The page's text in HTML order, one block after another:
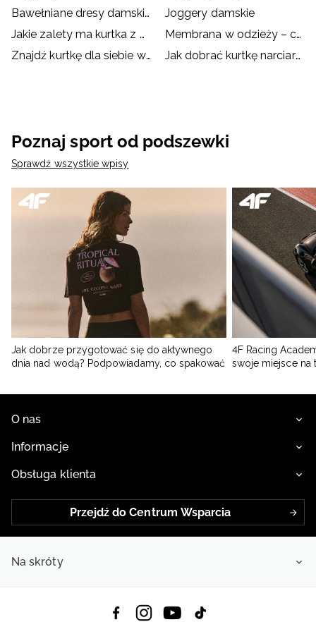
Bawełniane dresy damskie
Joggery damskie
Jakie zalety ma kurtka z membraną?
Membrana w odzieży – co to jest i jak działa?
Znajdź kurtkę dla siebie w dobrej cenie!
Jak dobrać kurtkę narciarską/snowboardową?
Poznaj sport od podszewki
Sprawdź wszystkie wpisy
Jak dobrze przygotować się do aktywnego
dnia nad wodą? Podpowiadamy, co spakować
4F Racing
swoje miejsce na
O nas
Informacje
Obsługa klienta
Przejdź do Centrum Wsparcia
Na skróty